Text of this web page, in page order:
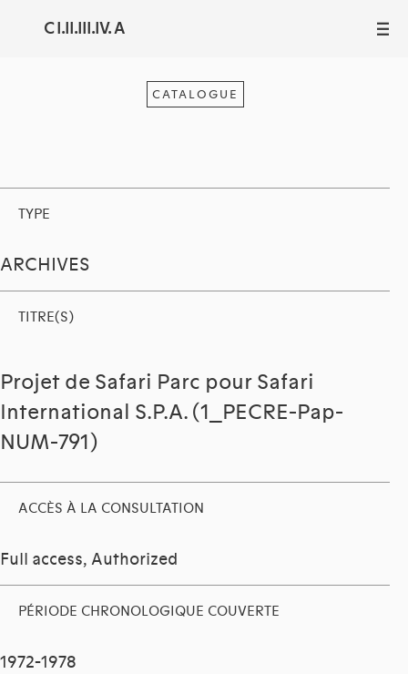
C I.II.III.IV. A III
CATALOGUE
TYPE
ARCHIVES
TITRE(S)
Projet de Safari Parc pour Safari
International S.P.A. (1_PECRE-Pap-
NUM-791)
ACCÈS À LA CONSULTATION
Full access, Authorized
PÉRIODE CHRONOLOGIQUE COUVERTE
1972-1978